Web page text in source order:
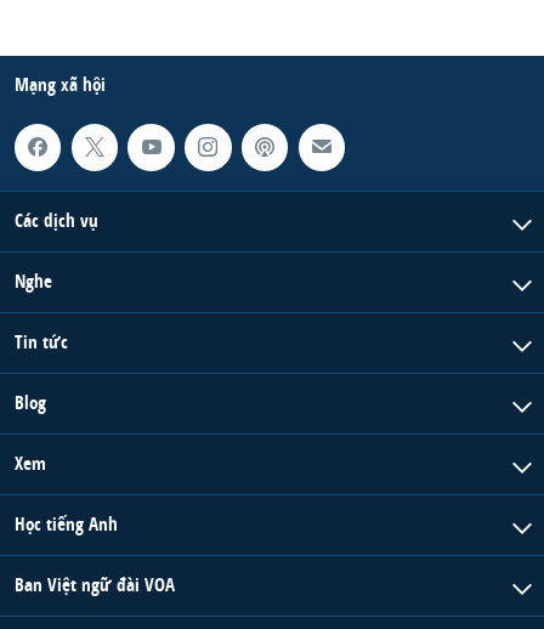
Mạng xã hội
Các dịch vụ
Nghe
Tin tức
Blog
Xem
Học tiếng Anh
Ban Việt ngữ đài VOA